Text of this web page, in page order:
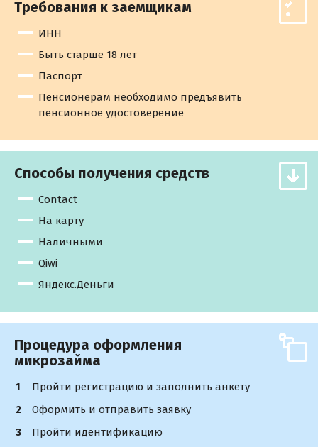
Требования к заемщикам
ИНН
Быть старше 18 лет
Паспорт
Пенсионерам необходимо предъявить
пенсионное удостоверение
Способы получения средств
Contact
На карту
Наличными
Qiwi
Яндекс.Деньги
Процедура оформления
микрозайма
Пройти регистрацию и заполнить анкету
Оформить и отправить заявку
Пройти идентификацию